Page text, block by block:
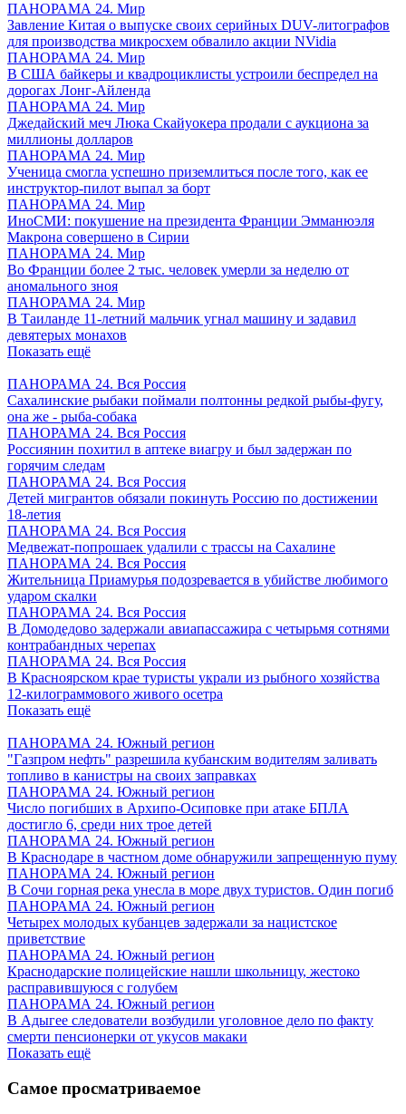
ПАНОРАМА 24. Мир
Завление Китая о выпуске своих серийных DUV-литографов
для производства микросхем обвалило акции NVidia
ПАНОРАМА 24. Мир
В США байкеры и квадроциклисты устроили беспредел на
дорогах Лонг-Айленда
ПАНОРАМА 24. Мир
Джедайский меч Люка Скайуокера продали с аукциона за
миллионы долларов
ПАНОРАМА 24. Мир
Ученица смогла успешно приземлиться после того, как ее
инструктор-пилот выпал за борт
ПАНОРАМА 24. Мир
ИноСМИ: покушение на президента Франции Эмманюэля
Макрона совершено в Сирии
ПАНОРАМА 24. Мир
Во Франции более 2 тыс. человек умерли за неделю от
аномального зноя
ПАНОРАМА 24. Мир
В Таиланде 11-летний мальчик угнал машину и задавил
девятерых монахов
Показать ещё
ПАНОРАМА 24. Вся Россия
Сахалинские рыбаки поймали полтонны редкой рыбы-фугу,
она же - рыба-собака
ПАНОРАМА 24. Вся Россия
Россиянин похитил в аптеке виагру и был задержан по
горячим следам
ПАНОРАМА 24. Вся Россия
Детей мигрантов обязали покинуть Россию по достижении
18-летия
ПАНОРАМА 24. Вся Россия
Медвежат-попрошаек удалили с трассы на Сахалине
ПАНОРАМА 24. Вся Россия
Жительница Приамурья подозревается в убийстве любимого
ударом скалки
ПАНОРАМА 24. Вся Россия
В Домодедово задержали авиапассажира с четырьмя сотнями
контрабандных черепах
ПАНОРАМА 24. Вся Россия
В Красноярском крае туристы украли из рыбного хозяйства
12-килограммового живого осетра
Показать ещё
ПАНОРАМА 24. Южный регион
"Газпром нефть" разрешила кубанским водителям заливать
топливо в канистры на своих заправках
ПАНОРАМА 24. Южный регион
Число погибших в Архипо-Осиповке при атаке БПЛА
достигло 6, среди них трое детей
ПАНОРАМА 24. Южный регион
В Краснодаре в частном доме обнаружили запрещенную пуму
ПАНОРАМА 24. Южный регион
В Сочи горная река унесла в море двух туристов. Один погиб
ПАНОРАМА 24. Южный регион
Четырех молодых кубанцев задержали за нацистское
приветствие
ПАНОРАМА 24. Южный регион
Краснодарские полицейские нашли школьницу, жестоко
расправившуюся с голубем
ПАНОРАМА 24. Южный регион
В Адыгее следователи возбудили уголовное дело по факту
смерти пенсионерки от укусов макаки
Показать ещё
Самое просматриваемое